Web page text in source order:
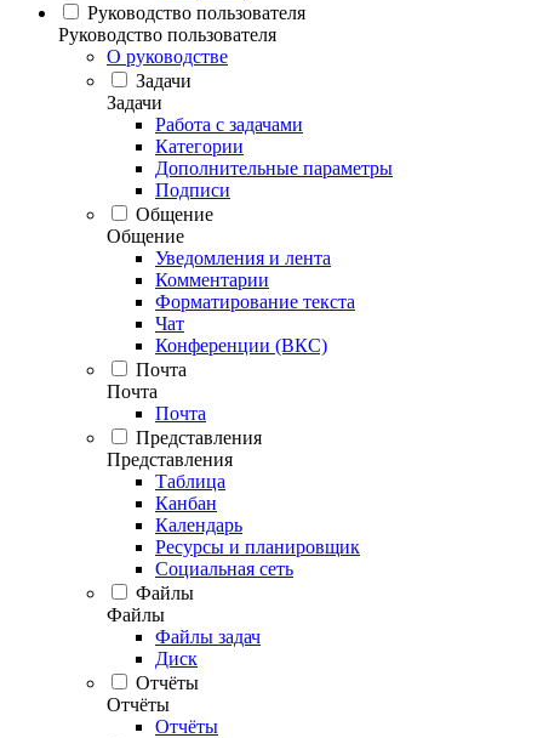
Руководство пользователя
Руководство пользователя
О руководстве
Задачи
Задачи
Работа с задачами
Категории
Дополнительные параметры
Подписи
Общение
Общение
Уведомления и лента
Комментарии
Форматирование текста
Чат
Конференции (ВКС)
Почта
Почта
Почта
Представления
Представления
Таблица
Канбан
Календарь
Ресурсы и планировщик
Социальная сеть
Файлы
Файлы
Файлы задач
Диск
Отчёты
Отчёты
Отчёты